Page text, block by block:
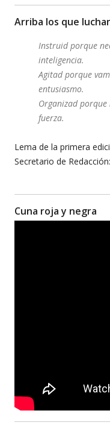
Arriba los que
Instruid porque
inteligencia.
Agitad porque
entusiasmo.
Organizad
fuerza.
Lema de la primera
Secretario de
Cuna roja y negra